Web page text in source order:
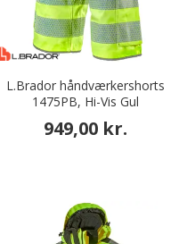
L.Brador håndværkershorts
1475PB, Hi-Vis Gul
949,00 kr.